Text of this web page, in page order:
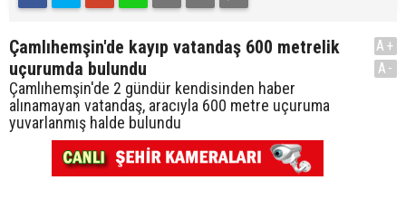
Çamlıhemşin'de kayıp vatandaş 600 metrelik
uçurumda bulundu
Çamlıhemşin'de 2 gündür kendisinden haber
alınamayan vatandaş, aracıyla 600 metre uçuruma
yuvarlanmış halde bulundu
A+
A-